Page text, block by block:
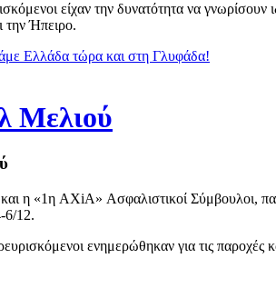
είχαν την δυνατότητα να γνωρίσουν
την Ήπειρο.
Ελλάδα τώρα και στη Γλυφάδα!
Μελιού
η «1η AXiA» Ασφαλιστικοί Σύμβουλοι,
6/12.
ενημερώθηκαν για τις παροχές